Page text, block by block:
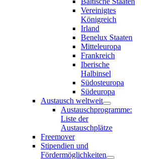
Vereinigtes
Königreich
Irland
Benelux Staaten
Mitteleuropa
Frankreich
Iberische
Halbinsel
Südosteuropa
Südeuropa
Austausch weltweit
Austauschprogramme:
Liste der
Austauschplätze
Freemover
Stipendien und
Fördermöglichkeiten